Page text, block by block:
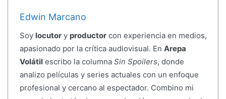
Edwin Marcano
Soy locutory productorcon experiencia en medios,
apasionado por la crítica audiovisual. En Arepa
Volátilescribo la columna Sin Spoilers, donde
analizo películas y series actuales con un enfoque
profesional y cercano al espectador. Combino mi